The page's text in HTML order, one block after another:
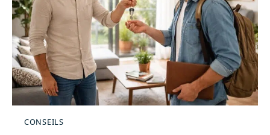
CONSEILS